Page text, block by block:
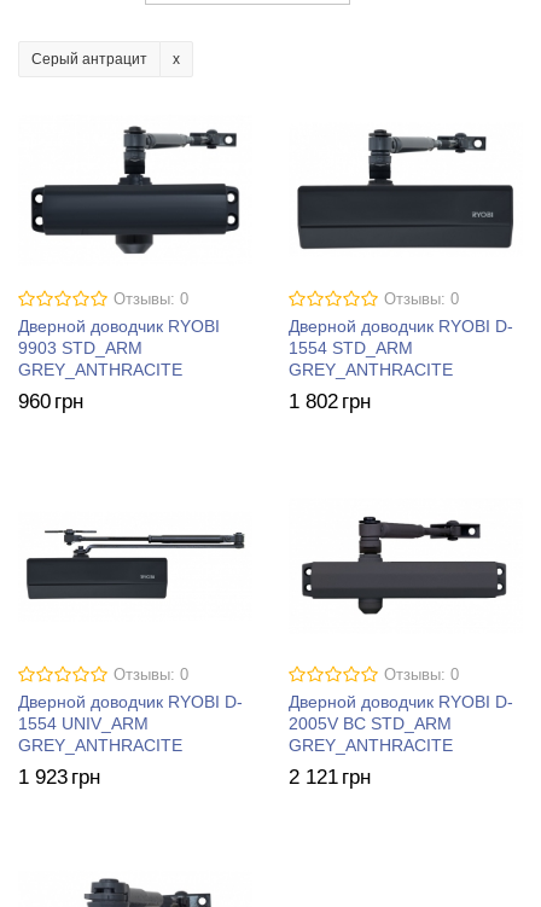
Серый антрацит
Отзывы: 0
Дверной доводчик RYOBI
9903 STD_ARM
GREY_ANTHRACITE
960 грн
Отзывы: 0
Дверной доводчик RYOBI D-
1554 STD_ARM
GREY_ANTHRACITE
1 802 грн
Отзывы: 0
Дверной доводчик RYOBI D-
1554 UNIV_ARM
GREY_ANTHRACITE
1 923 грн
Отзывы: 0
Дверной доводчик RYOBI D-
2005V BC STD_ARM
GREY_ANTHRACITE
2 121 грн